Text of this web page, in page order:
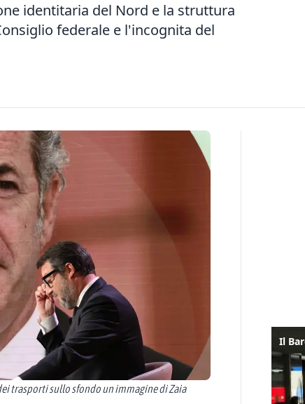
identitaria del Nord e la struttura
federale e l'incognita del
trasporti sullo sfondo un immagine di Zaia